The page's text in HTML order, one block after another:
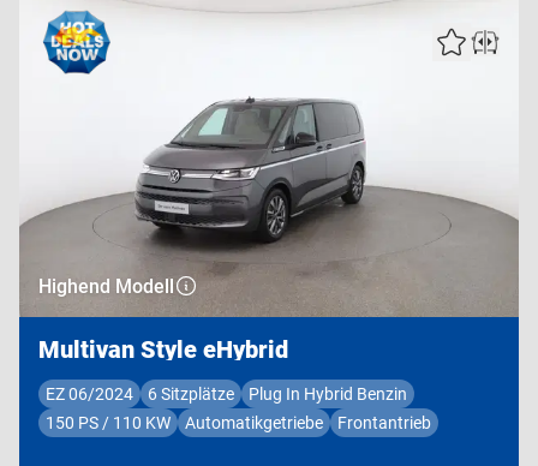
Highend Modell
Multivan Style eHybrid
EZ 06/2024 6 Sitzplätze
Plug In Hybrid Benzin
150 PS / 110 KW
Automatikgetriebe Frontantrieb